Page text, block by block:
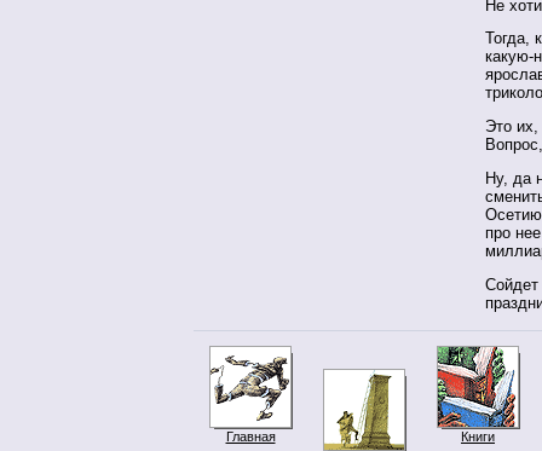
Не
Тогда,
какую-
Это
Ну, да
про
Главная
Книги